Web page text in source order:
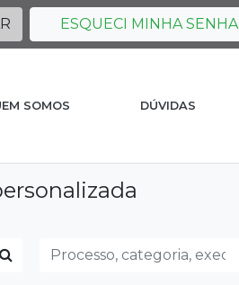
ESQUECI MINHA SENHA
SOMOS DÚVIDAS